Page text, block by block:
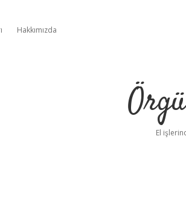
Hakkımızda
El